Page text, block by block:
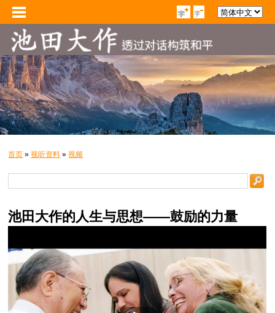
首页 »视听资料 »视频
池田大作的人生与思想——鼓励的力量